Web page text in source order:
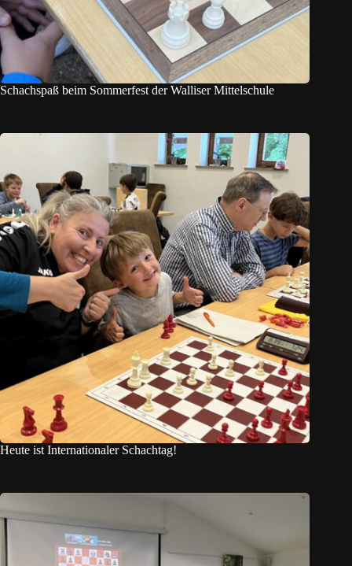
Schachspaß beim Sommerfest der Walliser Mittelschule
Heute ist Internationaler Schachtag!